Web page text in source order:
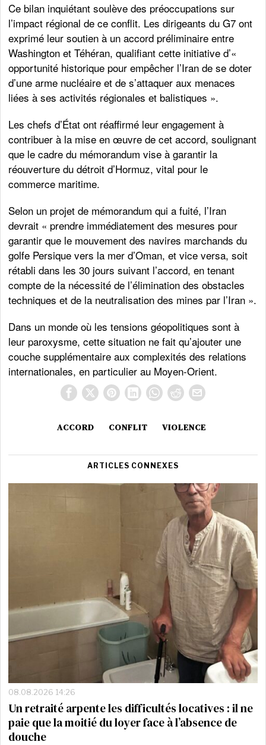
Ce bilan inquiétant soulève des préoccupations sur
l’impact régional de ce conflit. Les dirigeants du G7 ont
exprimé leur soutien à un accord préliminaire entre
Washington et Téhéran, qualifiant cette initiative d’«
opportunité historique pour empêcher l’Iran de se doter
d’une arme nucléaire et de s’attaquer aux menaces
liées à ses activités régionales et balistiques ».
Les chefs d’État ont réaffirmé leur engagement à
contribuer à la mise en œuvre de cet accord, soulignant
que le cadre du mémorandum vise à garantir la
réouverture du détroit d’Hormuz, vital pour le
commerce maritime.
Selon un projet de mémorandum qui a fuité, l’Iran
devrait « prendre immédiatement des mesures pour
garantir que le mouvement des navires marchands du
golfe Persique vers la mer d’Oman, et vice versa, soit
rétabli dans les 30 jours suivant l’accord, en tenant
compte de la nécessité de l’élimination des obstacles
techniques et de la neutralisation des mines par l’Iran ».
Dans un monde où les tensions géopolitiques sont à
leur paroxysme, cette situation ne fait qu’ajouter une
couche supplémentaire aux complexités des relations
internationales, en particulier au Moyen-Orient.
ACCORD CONFLIT VIOLENCE
ARTICLES CONNEXES
08.08.2026 14:26
Un retraité arpente les difficultés locatives : il ne
paie que la moitié du loyer face à l’absence de
douche